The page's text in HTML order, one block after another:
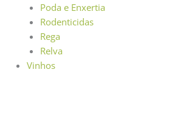
Poda e Enxertia
Rodenticidas
Rega
Relva
Vinhos